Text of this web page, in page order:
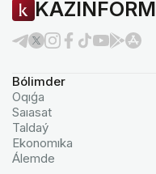
KAZINFORM
Bólimder
Oqıǵa
Saıasat
Taldaý
Ekonomıka
Álemde